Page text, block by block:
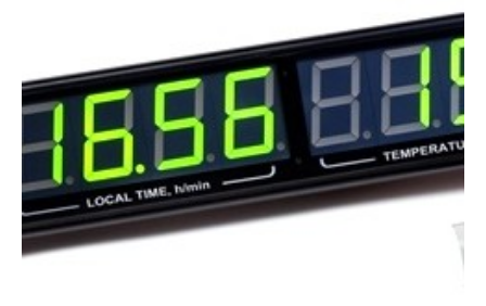
Language